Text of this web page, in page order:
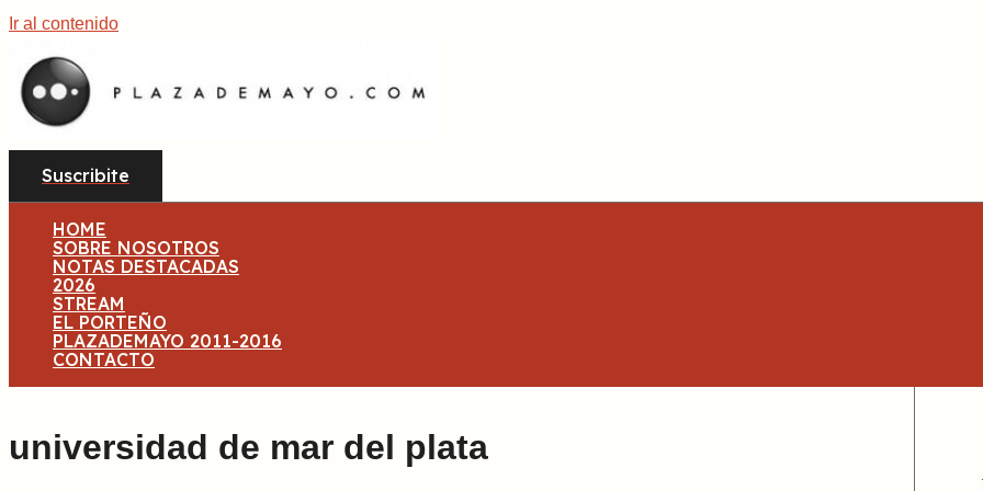
Ir al contenido
Suscribite
HOME
SOBRE NOSOTROS
NOTAS DESTACADAS
2026
STREAM
EL PORTEÑO
PLAZADEMAYO 2011-2016
CONTACTO
universidad de mar del plata